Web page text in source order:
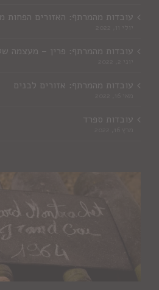
עובדות מהמרתף: האזורים הפחות
עובדות מהמרתף: פרין – מעצמה
עובדות מהמרתף: אזורים לבנים
עובדות ספרד